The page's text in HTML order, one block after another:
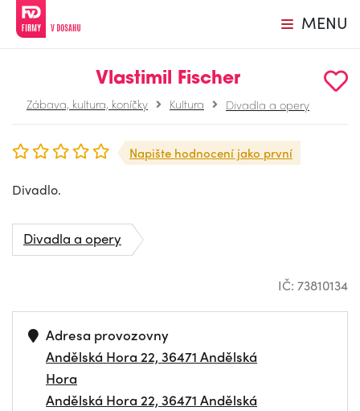
MENU
Vlastimil Fischer
Zábava, kultura, koníčky Kultura Divadla a opery
Napište hodnocení jako první
Divadlo.
Divadla a opery
IČ: 73810134
Adresa provozovny
Andělská Hora 22, 36471 Andělská
Hora
Andělská Hora 22, 36471 Andělská